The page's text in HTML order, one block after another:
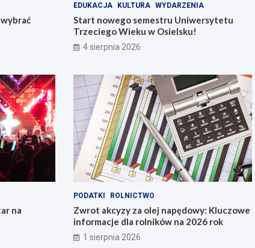
EDUKACJA KULTURA WYDARZENIA
Start nowego semestru Uniwersytetu
Trzeciego Wieku w Osielsku!
4 sierpnia 2026
na
PODATKI ROLNICTWO
Zwrot akcyzy za olej napędowy: Kluczowe
informacje dla rolników na 2026 rok
1 sierpnia 2026